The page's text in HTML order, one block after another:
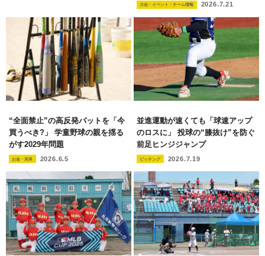
大会・イベント・チーム情報 2026.7.21
“全面禁止”の高反発バットを「今
買うべき?」 学童野球の親を揺る
がす2029年問題
お金・用具 2026.6.5
並進運動が速くても「球速アップ
のロスに」 投球の“膝抜け”を防ぐ
前足ヒンジジャンプ
ピッチング 2026.7.19